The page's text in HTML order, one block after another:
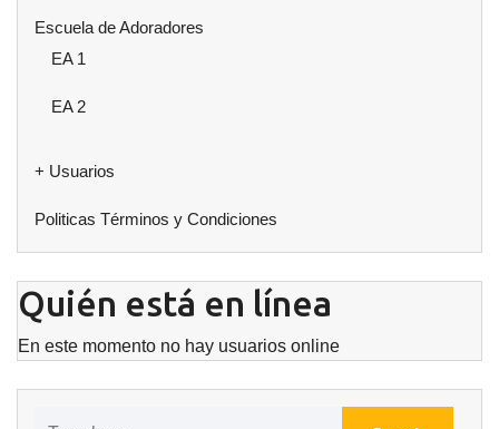
Escuela de Adoradores
EA 1
EA 2
+ Usuarios
Politicas Términos y Condiciones
Quién está en línea
En este momento no hay usuarios online